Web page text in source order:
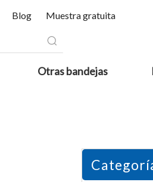
Blog Muestra gratuita
Otras bandejas